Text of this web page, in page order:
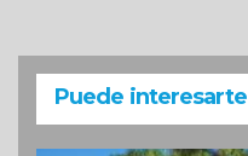
Puede interesarte